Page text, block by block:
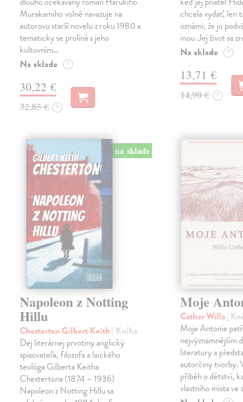
Murakamiho volně navazuje na
autorovu starší novelu z roku 1980 a
tematicky se prolíná s jeho
kultovním…
Na sklade ?
30,22 €
32,85 € ?
chcela vydať, len
oznámi, že ju
inou. Jej život sa
Na sklade ?
13,71 €
14,90 € ?
na sklade
Napoleon z Notting
Hillu
Chesterton Gilbert Keith | Kniha
Dej literárnej prvotiny anglický
spisovateľa, filozofa a laického
teológa Gilberta Keitha
Chestertona (1874 – 1936)
Napoleon z Notting Hillu sa
Moje
Cather Willa|
Moje Antonie
nejvýznamnějším
literatury a
autorčiny tvorby.
příběh o dětství,
vlastního místa ve